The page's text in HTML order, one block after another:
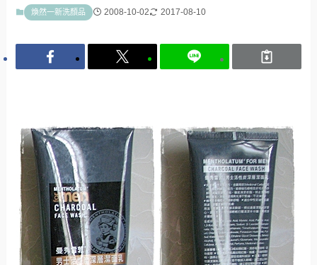
煥然一新洗顏品 2008-10-02 2017-08-10